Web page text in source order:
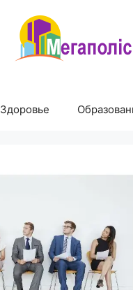
Здоровье